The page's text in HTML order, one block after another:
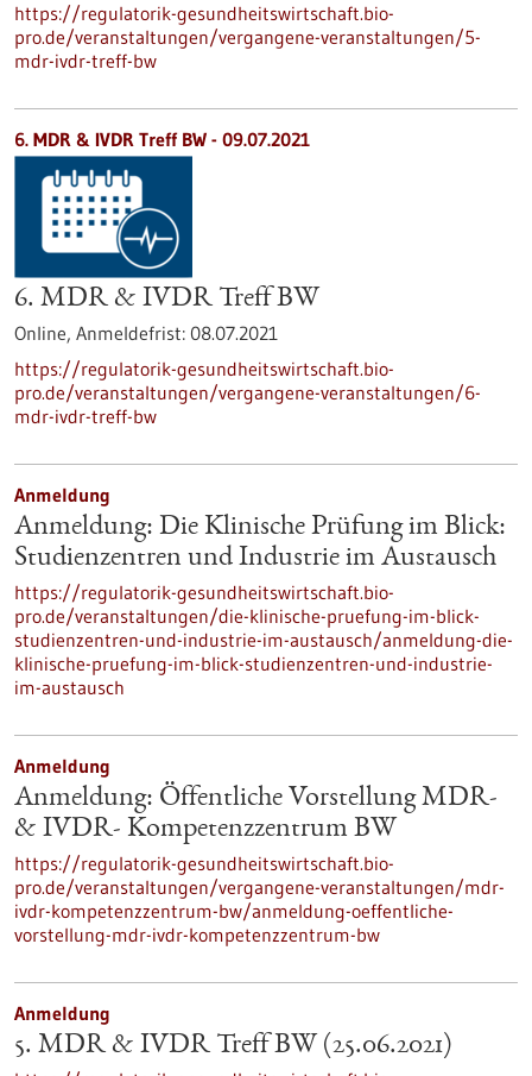
https://regulatorik-gesundheitswirtschaft.bio-
pro.de/veranstaltungen/vergangene-veranstaltungen/5-
mdr-ivdr-treff-bw
6. MDR & IVDR Treff BW - 09.07.2021
6. MDR & IVDR Treff BW
Online, Anmeldefrist: 08.07.2021
https://regulatorik-gesundheitswirtschaft.bio-
pro.de/veranstaltungen/vergangene-veranstaltungen/6-
mdr-ivdr-treff-bw
Anmeldung
Anmeldung: Die Klinische Prüfung im Blick:
Studienzentren und Industrie im Austausch
https://regulatorik-gesundheitswirtschaft.bio-
pro.de/veranstaltungen/die-klinische-pruefung-im-blick-
studienzentren-und-industrie-im-austausch/anmeldung-die-
klinische-pruefung-im-blick-studienzentren-und-industrie-
im-austausch
Anmeldung
Anmeldung: Öffentliche Vorstellung MDR-
& IVDR- Kompetenzzentrum BW
https://regulatorik-gesundheitswirtschaft.bio-
pro.de/veranstaltungen/vergangene-veranstaltungen/mdr-
ivdr-kompetenzzentrum-bw/anmeldung-oeffentliche-
vorstellung-mdr-ivdr-kompetenzzentrum-bw
Anmeldung
5. MDR & IVDR Treff BW (25.06.2021)